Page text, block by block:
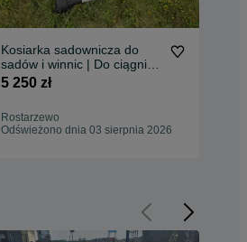
Kosiarka sadownicza do
sadów i winnic | Do ciągnika
traktora | NOWA |
5 250 zł
Rostarzewo
Odświeżono dnia 03 sierpnia 2026